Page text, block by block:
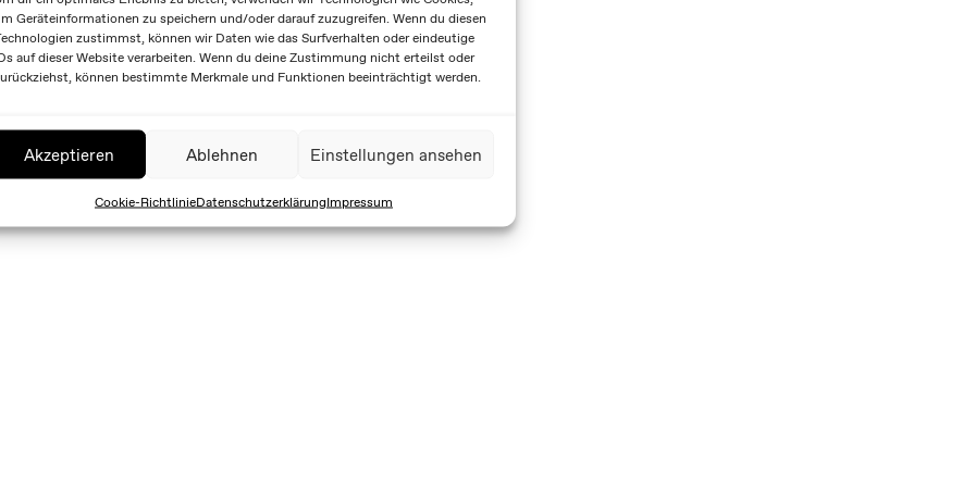
Geräteinformationen zu speichern und/oder darauf zuzugreifen. Wenn du diesen
zustimmst, können wir Daten wie das Surfverhalten oder eindeutige
auf dieser Website verarbeiten. Wenn du deine Zustimmung nicht erteilst oder
können bestimmte Merkmale und Funktionen beeinträchtigt werden.
Akzeptieren Ablehnen Einstellungen ansehen
Cookie-RichtlinieDatenschutzerklärungImpressum